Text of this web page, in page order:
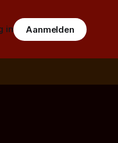
in Aanmelden